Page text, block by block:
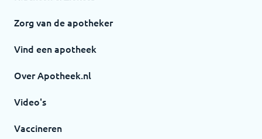
Zorg van de apotheker
Vind een apotheek
Over Apotheek.nl
Video's
Vaccineren